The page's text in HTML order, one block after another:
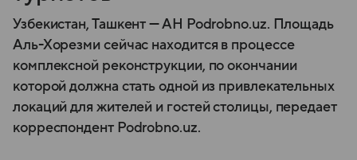
Узбекистан, Ташкент — АН Podrobno.uz. Площадь
Аль-Хорезми сейчас находится в процессе
комплексной реконструкции, по окончании
которой должна стать одной из привлекательных
локаций для жителей и гостей столицы, передает
корреспондент Podrobno.uz.